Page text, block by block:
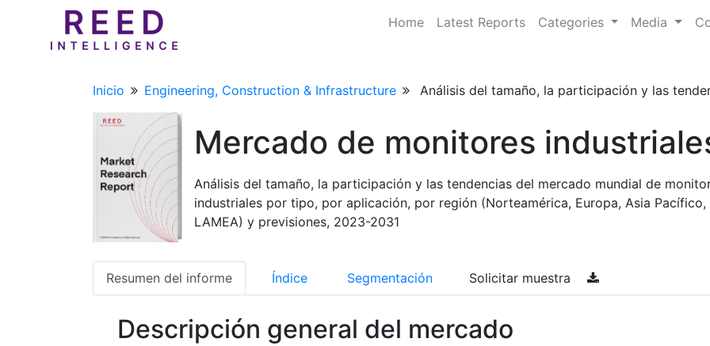
Home Latest Reports Categories Media
Inicio Engineering, Construction & Infrastructure Análisis del tamaño, la participación y las
Mercado de monitores
Análisis del tamaño, la participación y las tendencias del mercado mundial de
industriales por tipo, por aplicación, por región (Norteamérica, Europa, Asia Pacífico,
LAMEA) y previsiones, 2023-2031
Resumen del informe Índice Segmentación Solicitar muestra
Descripción general del mercado